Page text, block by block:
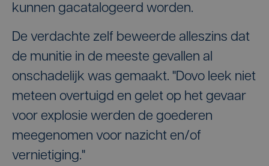
kunnen gacatalogeerd worden.
De verdachte zelf beweerde alleszins dat
de munitie in de meeste gevallen al
onschadelijk was gemaakt. "Dovo leek niet
meteen overtuigd en gelet op het gevaar
voor explosie werden de goederen
meegenomen voor nazicht en/of
vernietiging."